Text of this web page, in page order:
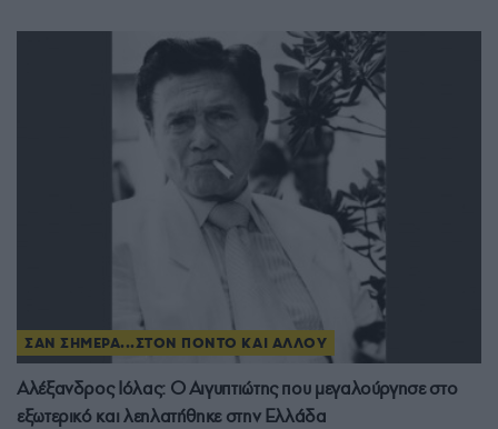
ΣΑΝ ΣΗΜΕΡΑ...ΣΤΟΝ ΠΟΝΤΟ ΚΑΙ ΑΛΛΟΥ
Αλέξανδρος Ιόλας: Ο Αιγυπτιώτης που μεγαλούργησε στο
εξωτερικό και λεηλατήθηκε στην Ελλάδα